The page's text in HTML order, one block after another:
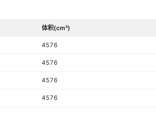
体积(cm³)
4576
4576
4576
4576